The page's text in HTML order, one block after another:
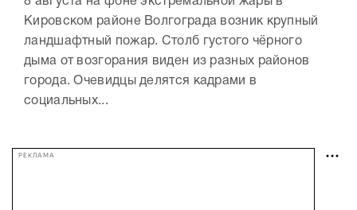
Кировском районе Волгограда возник крупный
ландшафтный пожар. Столб густого чёрного
дыма от возгорания виден из разных районов
города. Очевидцы делятся кадрами в
социальных...
РЕКЛАМА